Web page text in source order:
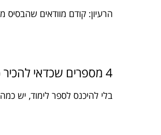
הרעיון: קודם מוודאים שהבסיס
4 מספרים שכדאי להכיר (כי הם עושים סדר בראש)
בלי להיכנס לספר לימוד, יש